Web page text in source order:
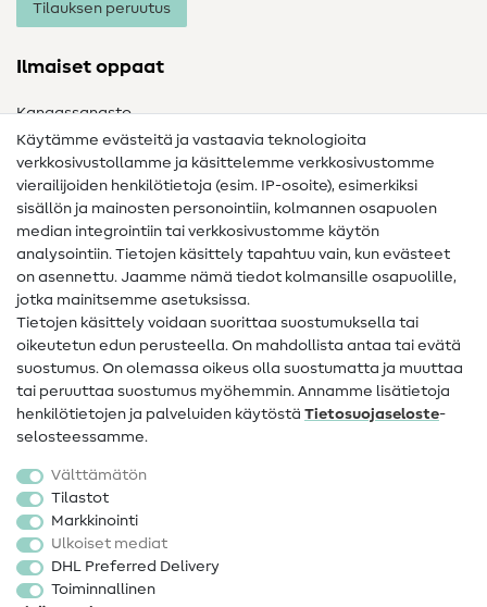
Tilauksen peruutus
Ilmaiset oppaat
Kangassanasto
Ompelusanasto
Ompeluohjeet
Apua ja yhteystiedot
Yhteystiedot
Tietoa omistajanvaihdoksesta
Peruutusoikeus
Suosittu
Kankaat
Ompelutarvikkeet
Ale
Käytämme evästeitä ja vastaavia teknologioita
verkkosivustollamme ja käsittelemme verkkosivustomme
vierailijoiden henkilötietoja (esim. IP-osoite), esimerkiksi
sisällön ja mainosten personointiin, kolmannen osapuolen
median integrointiin tai verkkosivustomme käytön
analysointiin. Tietojen käsittely tapahtuu vain, kun evästeet
on asennettu. Jaamme nämä tiedot kolmansille osapuolille,
jotka mainitsemme asetuksissa.
Tietojen käsittely voidaan suorittaa suostumuksella tai
oikeutetun edun perusteella. On mahdollista antaa tai evätä
suostumus. On olemassa oikeus olla suostumatta ja muuttaa
tai peruuttaa suostumus myöhemmin. Annamme lisätietoja
henkilötietojen ja palveluiden käytöstä Tietosuojaseloste-
selosteessamme.
Välttämätön
Tilastot
Markkinointi
Ulkoiset mediat
DHL Preferred Delivery
Toiminnallinen